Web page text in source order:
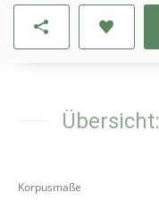
Übersicht:
Korpusmaße